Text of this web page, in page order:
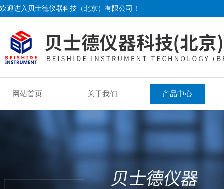
欢迎进入贝士德仪器科技（北京）有限公司！
网站首页 关于我们 产品中心